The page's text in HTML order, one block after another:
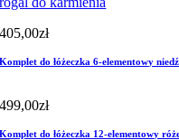
405,00zł
Komplet do łóżeczka 6-elementowy
499,00zł
Komplet do łóżeczka 12-elementowy